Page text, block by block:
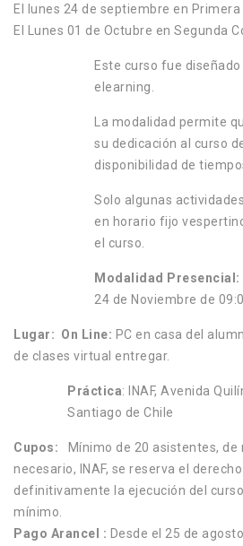
El lunes 24 de septiembre en Primera
El Lunes 01 de Octubre en Segunda
Este curso fue
elearning.
La modalidad permite
su dedicación al curso
disponibilidad de
Solo algunas
en horario fijo
el curso.
Modalidad Presencial:
24 de Noviembre de
Lugar: On Line: PC en casa del
de clases virtual entregar.
Práctica: INAF, Avenida
Santiago de Chile
Cupos:
Mínimo de 20 asistentes,
necesario, INAF, se reserva el
definitivamente la ejecución del
mínimo.
Pago Arancel : Desde el 25 de